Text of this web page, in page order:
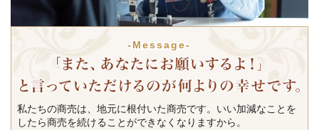
-Message-
私たちの商売は、地元に根付いた商売です。いい加減なことを
したら商売を続けることができなくなりますから。